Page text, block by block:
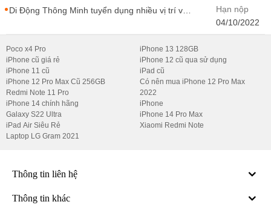
Di Động Thông Minh tuyển dụng nhiều vị trí với
Thông Minh
Hạn nộp
04/10/2022
Poco x4 Pro
iPhone cũ giá rẻ
iPhone 11 cũ
iPhone 12 Pro Max Cũ 256GB
Redmi Note 11 Pro
iPhone 14 chính hãng
Galaxy S22 Ultra
iPad Air Siêu Rẻ
Laptop LG Gram 2021
iPhone 13 128GB
iPhone 12 cũ qua sử dụng
iPad cũ
Có nên mua iPhone 12 Pro Max
2022
iPhone
iPhone 14 Pro Max
Xiaomi Redmi Note
Thông tin liên hệ
Thông tin khác